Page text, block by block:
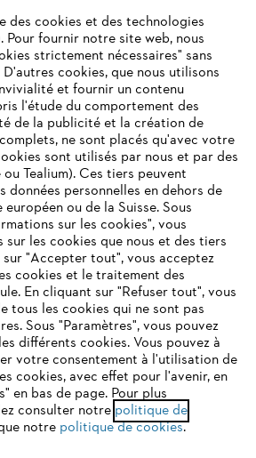
des données
Cookies
Mönchaltorf
INTERNET
EN CHARGE
Internet que nous ne prenons plus
fonctionnalités de notre site ne
Pour une utilisation
nous vous recommandons de passer à
:
des cookies et des technologies
Pour fournir notre site web, nous
strictement nécessaires" sans
cookies, que nous utilisons
et fournir un contenu
l'étude du comportement des
de la publicité et la création de
ne sont placés qu'avec votre
sont utilisés par nous et par des
Tealium). Ces tiers peuvent
personnelles en dehors de
ou de la Suisse. Sous
sur les cookies", vous
les cookies que nous et des tiers
"Accepter tout", vous acceptez
cookies et le traitement des
En cliquant sur "Refuser tout", vous
tous les cookies qui ne sont pas
Sous "Paramètres", vous pouvez
différents cookies. Vous pouvez à
votre consentement à l'utilisation de
cookies, avec effet pour l'avenir, en
en bas de page. Pour plus
consulter notre politique de
notre politique de cookies.